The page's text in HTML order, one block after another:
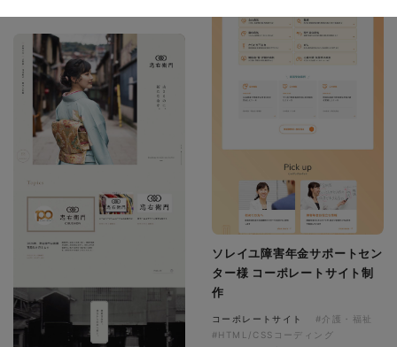
ソレイユ障害年金サポートセン
ター様 コーポレートサイト制
作
コーポレートサイト
#介護・福祉
#HTML/CSSコーディング